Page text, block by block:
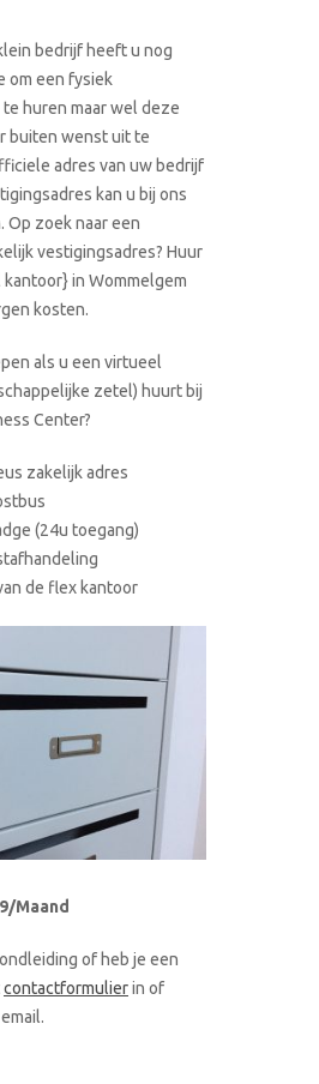
bedrijf heeft u nog
om een fysiek
huren maar wel deze
buiten wenst uit te
adres van uw bedrijf
kan u bij ons
Op zoek naar een
vestigingsadres? Huur
in Wommelgem
kosten.
als u een virtueel
zetel) huurt bij
Center?
zakelijk adres
(24u toegang)
de flex kantoor
Maand
of heb je een
contactformulierin of